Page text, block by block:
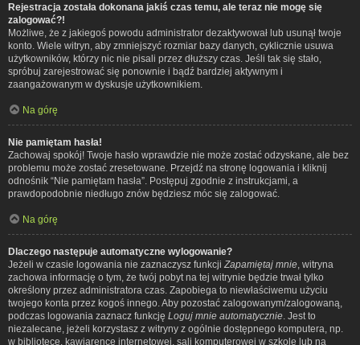
Rejestracja została dokonana jakiś czas temu, ale teraz nie mogę się
zalogować?!
Możliwe, że z jakiegoś powodu administrator dezaktywował lub usunął twoje
konto. Wiele witryn, aby zmniejszyć rozmiar bazy danych, cyklicznie usuwa
użytkowników, którzy nic nie pisali przez dłuższy czas. Jeśli tak się stało,
spróbuj zarejestrować się ponownie i bądź bardziej aktywnym i
zaangażowanym w dyskusje użytkownikiem.
Na górę
Nie pamiętam hasła!
Zachowaj spokój! Twoje hasło wprawdzie nie może zostać odzyskane, ale bez
problemu może zostać zresetowane. Przejdź na stronę logowania i kliknij
odnośnik “Nie pamiętam hasła”. Postępuj zgodnie z instrukcjami, a
prawdopodobnie niedługo znów będziesz móc się zalogować.
Na górę
Dlaczego następuje automatyczne wylogowanie?
Jeżeli w czasie logowania nie zaznaczysz funkcji Zapamiętaj mnie , witryna
zachowa informację o tym, że twój pobyt na tej witrynie będzie trwał tylko
określony przez administratora czas. Zapobiega to niewłaściwemu użyciu
twojego konta przez kogoś innego. Aby pozostać zalogowanym/zalogowaną,
podczas logowania zaznacz funkcję Loguj mnie automatycznie . Jest to
niezalecane, jeżeli korzystasz z witryny z ogólnie dostępnego komputera, np.
w bibliotece, kawiarence internetowej, sali komputerowej w szkole lub na